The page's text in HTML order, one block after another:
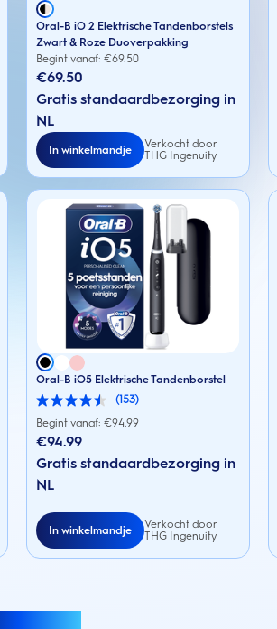
Oral-B iO 2 Elektrische Tandenborstels
Zwart & Roze Duoverpakking
Begint vanaf: €69.50
€69.50
Gratis standaardbezorging in
NL
In winkelmandje
Verkocht door
THG Ingenuity
Oral-B iO5 Elektrische Tandenborstel
(153)
4.5
van
5
sterren.
beoordelingen
Begint vanaf: €94.99
€94.99
Gratis standaardbezorging in
NL
In winkelmandje
Verkocht door
THG Ingenuity